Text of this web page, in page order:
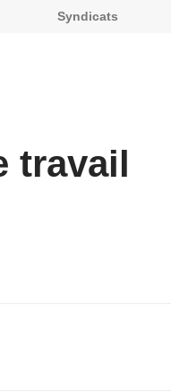
Syndicats
travail